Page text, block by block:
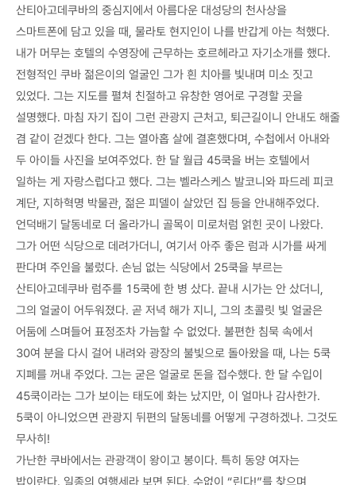
산티아고데쿠바의 중심지에서 아름다운 대성당의 천사상을
스마트폰에 담고 있을 때, 물라토 현지인이 나를 반갑게 아는 척했다.
내가 머무는 호텔의 수영장에 근무하는 호르헤라고 자기소개를 했다.
전형적인 쿠바 젊은이의 얼굴인 그가 흰 치아를 빛내며 미소 짓고
있었다. 그는 지도를 펼쳐 친절하고 유창한 영어로 구경할 곳을
설명했다. 마침 자기 집이 그런 관광지 근처고, 퇴근길이니 안내도 해줄
겸 같이 걷겠다 한다. 그는 열아홉 살에 결혼했다며, 수첩에서 아내와
두 아이들 사진을 보여주었다. 한 달 월급 45쿡을 버는 호텔에서
일하는 게 자랑스럽다고 했다. 그는 벨라스케스 발코니와 파드레 피코
계단, 지하혁명 박물관, 젊은 피델이 살았던 집 등을 안내해주었다.
언덕배기 달동네로 더 올라가니 골목이 미로처럼 얽힌 곳이 나왔다.
그가 어떤 식당으로 데려가더니, 여기서 아주 좋은 럼과 시가를 싸게
판다며 주인을 불렀다. 손님 없는 식당에서 25쿡을 부르는
산티아고데쿠바 럼주를 15쿡에 한 병 샀다. 끝내 시가는 안 샀더니,
그의 얼굴이 어두워졌다. 곧 저녁 해가 지니, 그의 초콜릿 빛 얼굴은
어둠에 스며들어 표정조차 가늠할 수 없었다. 불편한 침묵 속에서
30여 분을 다시 걸어 내려와 광장의 불빛으로 돌아왔을 때, 나는 5쿡
지폐를 꺼내 주었다. 그는 굳은 얼굴로 돈을 접수했다. 한 달 수입이
45쿡이라는 그가 보이는 태도에 화는 났지만, 이 얼마나 감사한가.
5쿡이 아니었으면 관광지 뒤편의 달동네를 어떻게 구경하겠나. 그것도
무사히!
가난한 쿠바에서는 관광객이 왕이고 봉이다. 특히 동양 여자는
밥이란다. 일종의 여행세라 보면 된다. 수없이 “린다!”를 찾으며